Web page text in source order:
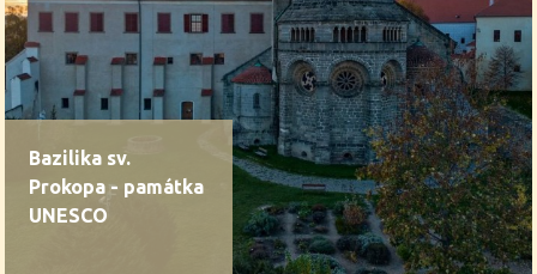
Bazilika sv.
Prokopa - památka
UNESCO